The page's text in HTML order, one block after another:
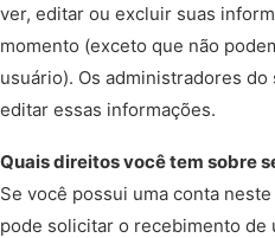
ver, editar ou excluir suas
momento (exceto que não
usuário). Os administradores
editar essas informações.
Quais direitos você tem sobre
Se você possui uma conta
pode solicitar o recebimento de